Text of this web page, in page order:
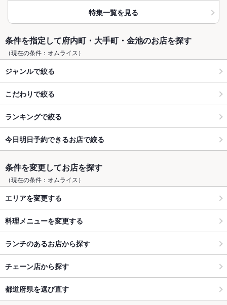
特集一覧を見る
条件を指定して府内町・大手町・金池のお店を探す
（現在の条件：オムライス）
ジャンルで絞る
こだわりで絞る
ランキングで絞る
今日明日予約できるお店で絞る
条件を変更してお店を探す
（現在の条件：オムライス）
エリアを変更する
料理メニューを変更する
ランチのあるお店から探す
チェーン店から探す
都道府県を選び直す